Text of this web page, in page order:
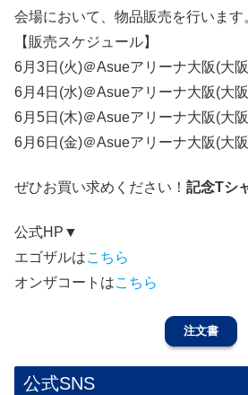
会場において、物品販売を行います
【販売スケジュール】
6月3日(火)＠Asueアリーナ大阪(大
6月4日(水)＠Asueアリーナ大阪(大
6月5日(木)＠Asueアリーナ大阪(大
6月6日(金)＠Asueアリーナ大阪(大
ぜひお買い求めください！ 記念Tシ
公式HP▼
エゴザルはこちら
オンザコートはこちら
注文書
公式SNS